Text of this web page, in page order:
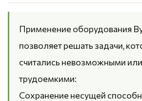
Применение оборудования
позволяет решать задачи,
считались невозможными
трудоемкими:
Сохранение несущей